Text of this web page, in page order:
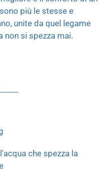
più le stesse e
unite da quel legame
non si spezza mai.
che spezza la